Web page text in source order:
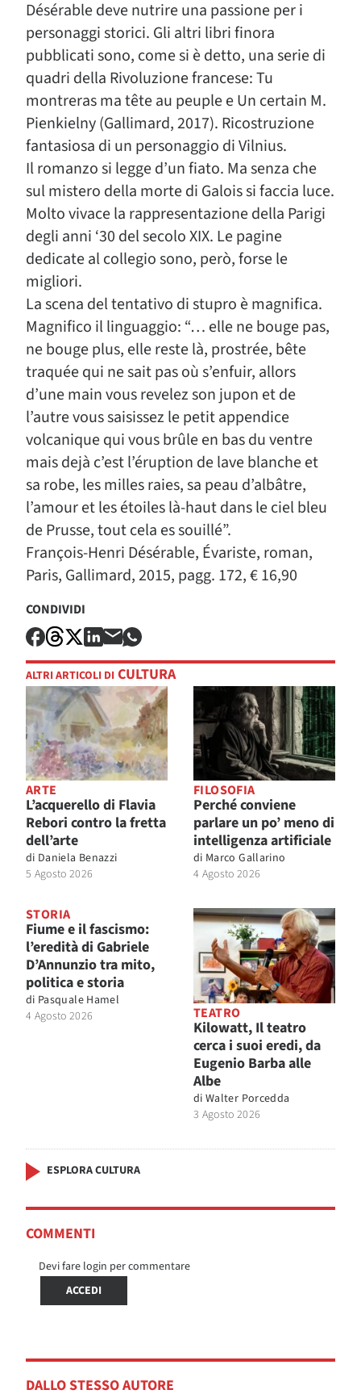
Désérable deve nutrire una passione per i
personaggi storici. Gli altri libri finora
pubblicati sono, come si è detto, una serie di
quadri della Rivoluzione francese: Tu
montreras ma tête au peuple e Un certain M.
Pienkielny (Gallimard, 2017). Ricostruzione
fantasiosa di un personaggio di Vilnius.
Il romanzo si legge d’un fiato. Ma senza che
sul mistero della morte di Galois si faccia luce.
Molto vivace la rappresentazione della Parigi
degli anni ‘30 del secolo XIX. Le pagine
dedicate al collegio sono, però, forse le
migliori.
La scena del tentativo di stupro è magnifica.
Magnifico il linguaggio: “… elle ne bouge pas,
ne bouge plus, elle reste là, prostrée, bête
traquée qui ne sait pas où s’enfuir, allors
d’une main vous revelez son jupon et de
l’autre vous saisissez le petit appendice
volcanique qui vous brûle en bas du ventre
mais dejà c’est l’éruption de lave blanche et
sa robe, les milles raies, sa peau d’albâtre,
l’amour et les étoiles là-haut dans le ciel bleu
de Prusse, tout cela es souillé”.
François-Henri Désérable, Évariste, roman,
Paris, Gallimard, 2015, pagg. 172, € 16,90
CONDIVIDI
ALTRI ARTICOLI DI CULTURA
ARTE
L’acquerello di Flavia
Rebori contro la fretta
dell’arte
di Daniela Benazzi
5 Agosto 2026
FILOSOFIA
Perché conviene
parlare un po’ meno di
intelligenza artificiale
di Marco Gallarino
4 Agosto 2026
STORIA
Fiume e il fascismo:
l’eredità di Gabriele
D’Annunzio tra mito,
politica e storia
di Pasquale Hamel
4 Agosto 2026
TEATRO
Kilowatt, Il teatro
cerca i suoi eredi, da
Eugenio Barba alle
Albe
di Walter Porcedda
3 Agosto 2026
ESPLORA CULTURA
COMMENTI
Devi fare login per commentare
ACCEDI
DALLO STESSO AUTORE